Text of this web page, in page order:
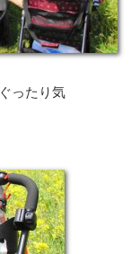
ったり気